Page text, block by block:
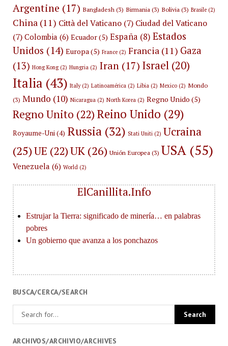
Argentine (17) Bangladesh (3) Birmania (3) Bolivia (3) Brasile(2)
China(11) Città del Vaticano(7) Ciudad del Vaticano
(7) Colombia (6) Ecuador(5) España (8) Estados
Unidos (14) Europa(5) France(2) Francia(11) Gaza
(13) Hong Kong(2) Hungria(2) Iran(17) Israel(20)
Italia (43) Italy(2) Latinoamérica(2) Libia(2) Mexico(2) Mondo
(3) Mundo (10) Nicaragua(2) North Korea(2) Regno Unido (5)
Regno Unito (22) Reino Unido (29)
Royaume-Uni(4) Russia(32) Stati Uniti(2) Ucraina
(25)UE (22)UK(26) Unión Europea (3) USA(55)
Venezuela (6) World(2)
ElCanillita.Info
BUSCA/CERCA/SEARCH
ARCHIVOS/ARCHIVIO/ARCHIVES